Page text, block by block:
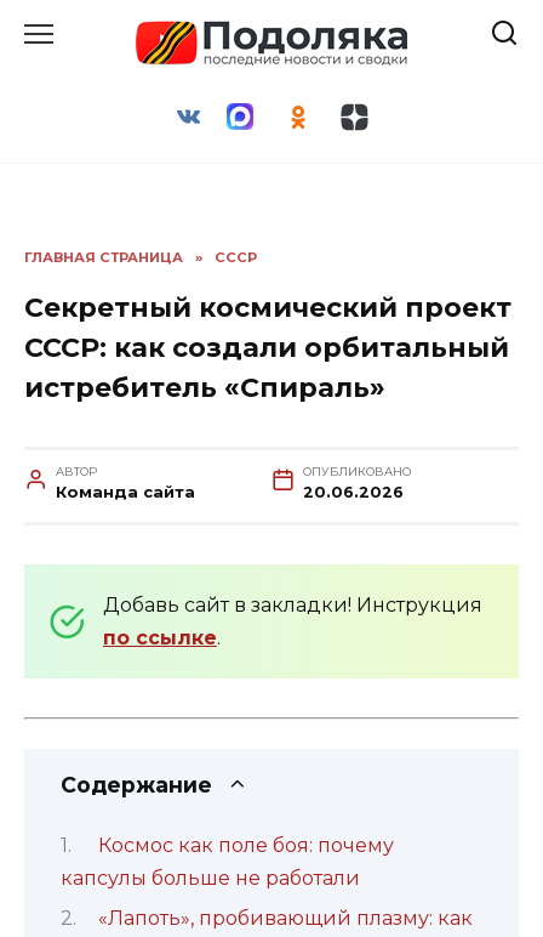
ГЛАВНАЯ СТРАНИЦА » СССР
Секретный космический проект
СССР: как создали орбитальный
истребитель «Спираль»
АВТОР
Команда сайта
ОПУБЛИКОВАНО
20.06.2026
Добавь сайт в закладки! Инструкция
по ссылке.
Содержание
Космос как поле боя: почему
капсулы больше не работали
«Лапоть», пробивающий плазму: как